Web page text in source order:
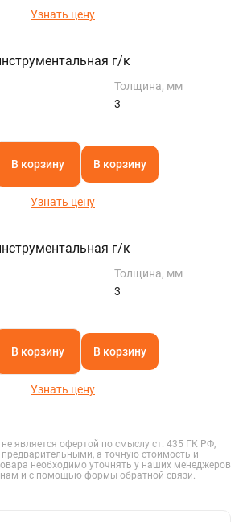
Узнать цену
г/к
Толщина, мм
3
В корзину В корзину
Узнать цену
г/к
Толщина, мм
3
В корзину В корзину
Узнать цену
является офертой по смыслу ст. 435 ГК РФ,
а точную стоимость и
необходимо уточнять у наших менеджеров
и с помощью формы обратной связи.